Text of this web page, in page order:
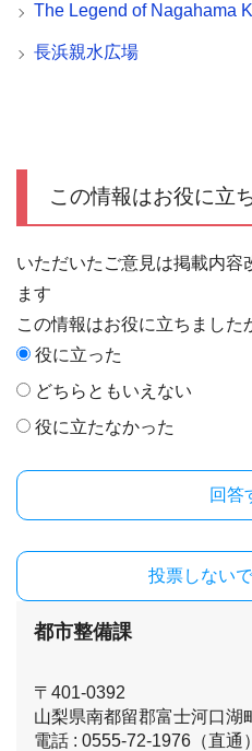
The Legend of Nagahama
長浜親水広場
この情報はお役に立
いただいたご意見は掲載内容
ます
この情報はお役に立ちました
役に立った
どちらともいえない
役に立たなかった
投票しない
都市整備課
〒401-0392
山梨県南都留郡富士河口湖
電話 : 0555-72-1976（直通）